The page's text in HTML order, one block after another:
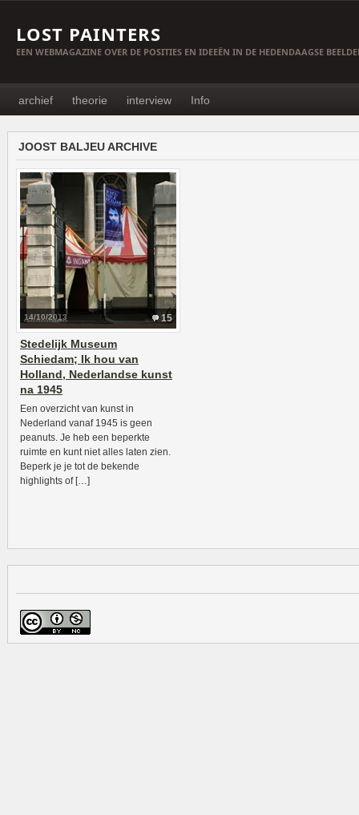
LOST PAINTERS
EEN WEBMAGAZINE OVER DE POSITIES EN IDEEËN IN DE HEDENDAAGSE
archief theorie interview Info
JOOST BALJEU ARCHIVE
15
14/10/2013
Stedelijk Museum
Schiedam; Ik hou van
Holland, Nederlandse kunst
na 1945
Een overzicht van kunst in
Nederland vanaf 1945 is geen
peanuts. Je heb een beperkte
ruimte en kunt niet alles laten zien.
Beperk je je tot de bekende
highlights of […]